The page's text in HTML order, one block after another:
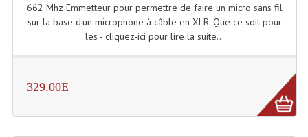
662 Mhz Emmetteur pour permettre de faire un micro sans fil
sur la base d'un microphone à câble en XLR. Que ce soit pour
les - cliquez-ici pour lire la suite...
329.00E